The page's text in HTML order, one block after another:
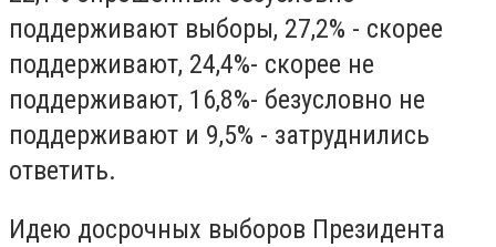
поддерживают выборы, 27,2% - скорее
поддерживают, 24,4%- скорее не
поддерживают, 16,8%- безусловно не
поддерживают и 9,5% - затруднились
ответить.
Идею досрочных выборов Президента